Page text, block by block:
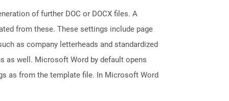
of further DOC or DOCX files. A
from these. These settings include page
as company letterheads and standardized
as well. Microsoft Word by default opens
as from the template file. In Microsoft Word